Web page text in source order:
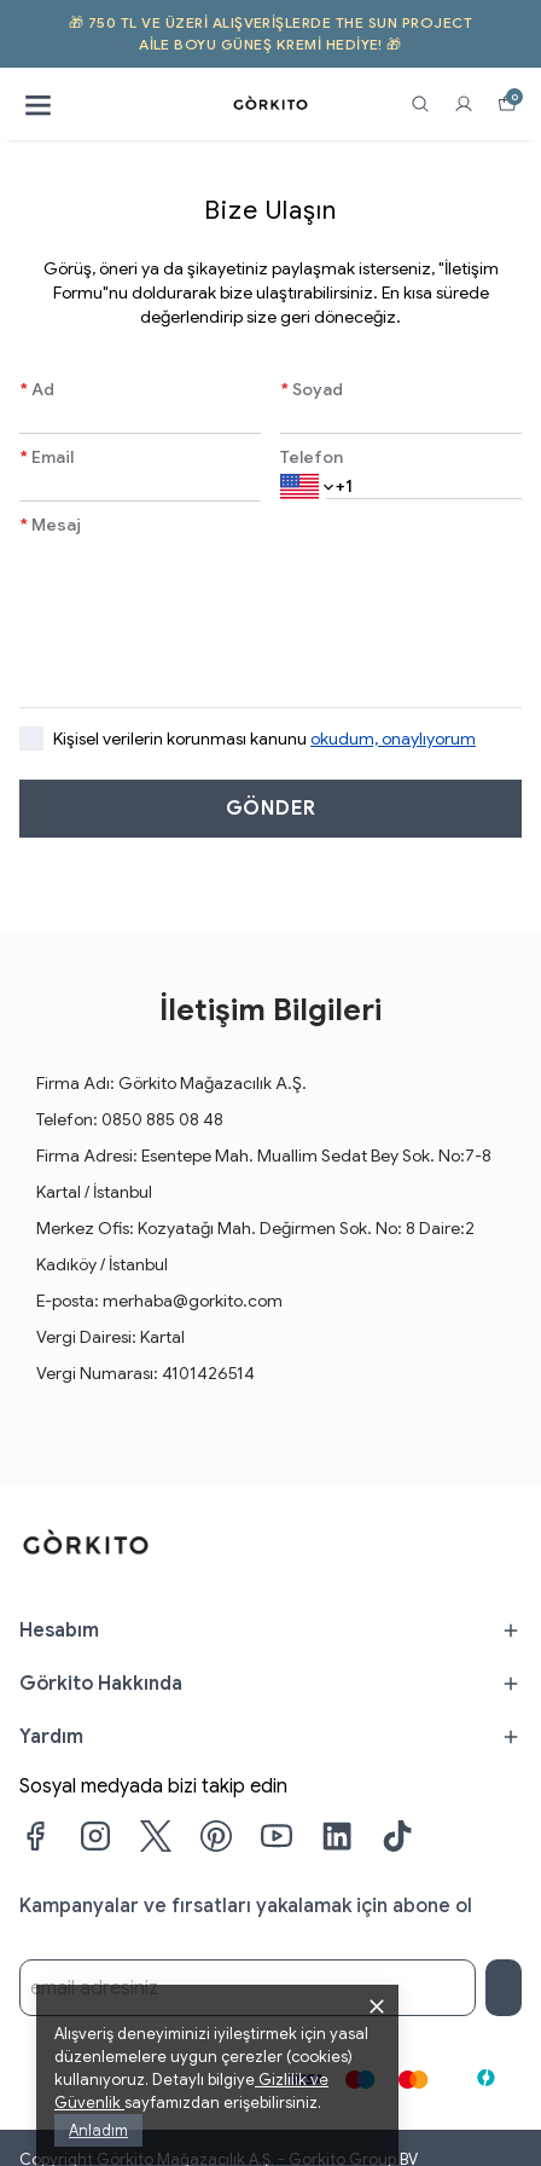
🎁 750 TL VE ÜZERI ALIŞVERIŞLERDE THE SUN PROJECT
AILE BOYU GÜNEŞ KREMI HEDİYE! 🎁
0
Alışveriş deneyiminizi iyileştirmek için yasal
düzenlemelere uygun çerezler (cookies)
kullanıyoruz. Detaylı bilgiye Gizlilikve
Güvenliksayfamızdan erişebilirsiniz.
Anladım
Bize Ulaşın
​Görüş, öneri ya da şikayetiniz paylaşmak isterseniz, "İletişim
Formu"nu doldurarak bize ulaştırabilirsiniz. En kısa sürede
değerlendirip size geri döneceğiz.
*Ad *Soyad
* Email Telefon
* Mesaj
Kişisel verilerin korunması kanunu okudum, onaylıyorum
GÖNDER
İletişim Bilgileri
Firma Adı: Görkito Mağazacılık A.Ş.
Telefon: 0850 885 08 48
Firma Adresi: Esentepe Mah. Muallim Sedat Bey Sok. No:7-8
Kartal / İstanbul
Merkez Ofis: Kozyatağı Mah. Değirmen Sok. No: 8 Daire:2
Kadıköy / İstanbul
E-posta: merhaba@gorkito.com
Vergi Dairesi: Kartal
Vergi Numarası: 4101426514
Hesabım
Görkito Hakkında
Yardım
Sosyal medyada bizi takip edin
Kampanyalar ve fırsatları yakalamak için abone ol
Copyright Görkito Mağazacılık A.Ş. - Gorkito Group BV